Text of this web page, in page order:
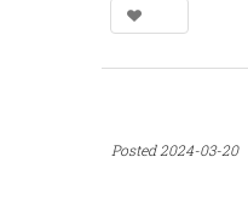
Posted2024-03-20